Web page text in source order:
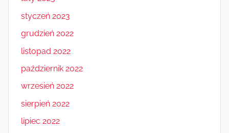
styczeń 2023
grudzień 2022
listopad 2022
październik 2022
wrzesień 2022
sierpień 2022
lipiec 2022